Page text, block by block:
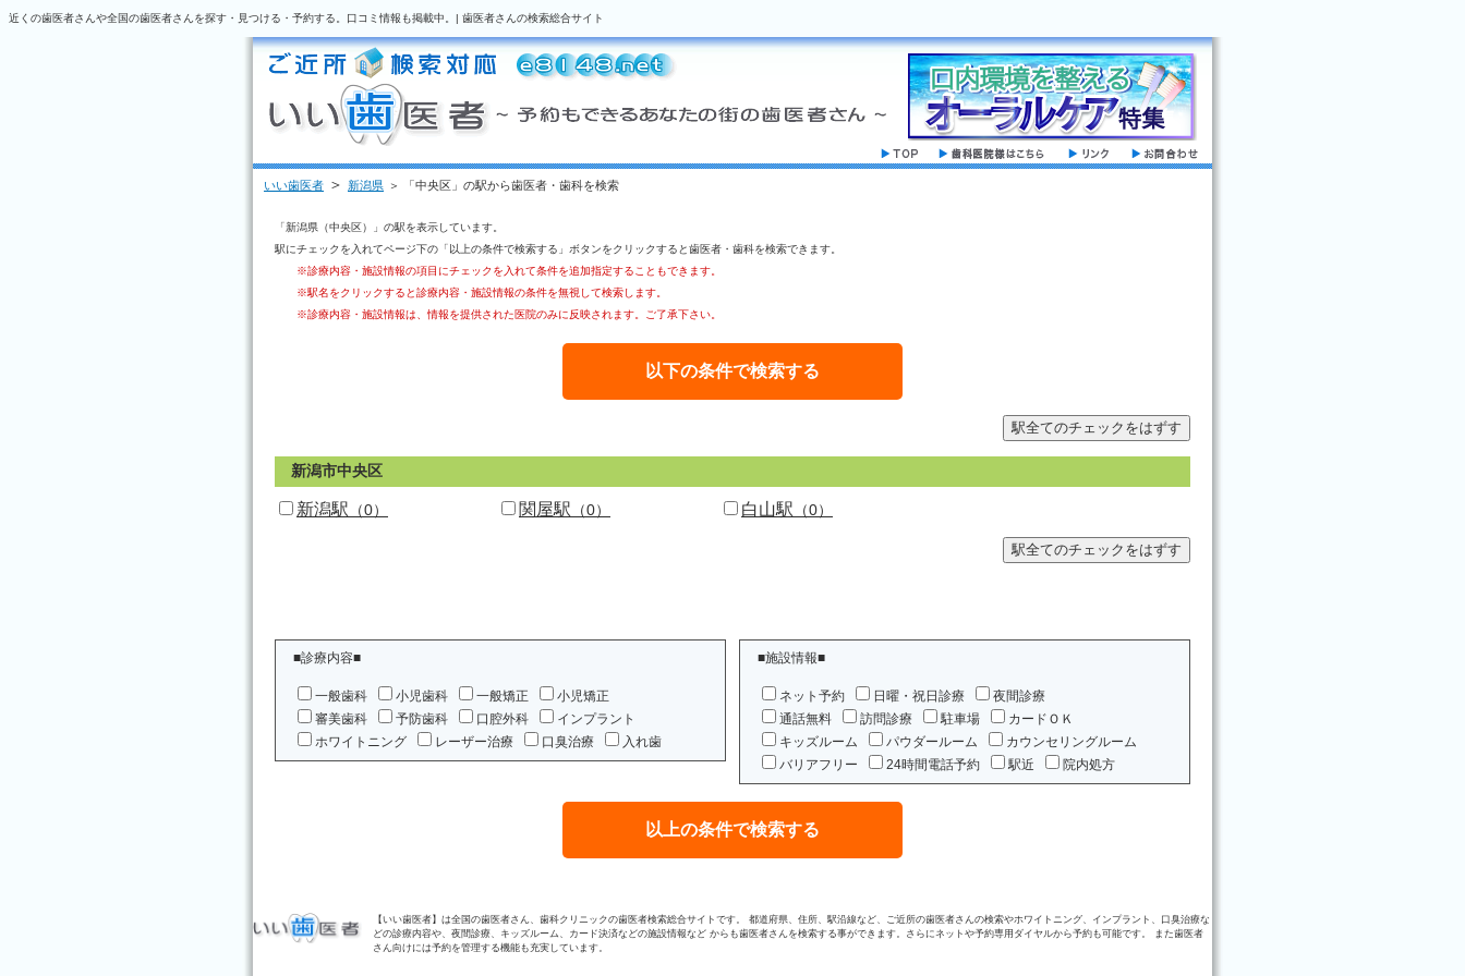
近くの歯医者さんや全国の歯医者さんを探す・見つける・予約する。口コミ情報も掲載中。| 歯医者さんの検索総合サイト
いい歯医者 ＞ 新潟県 ＞ 「中央区」の駅から歯医者・歯科を検索
「新潟県（中央区）」の駅を表示しています。
駅にチェックを入れてページ下の「以上の条件で検索する」ボタンをクリックすると歯医者・歯科を検索できます。
※診療内容・施設情報の項目にチェックを入れて条件を追加指定することもできます。
※駅名をクリックすると診療内容・施設情報の条件を無視して検索します。
※診療内容・施設情報は、情報を提供された医院のみに反映されます。ご了承下さい。
新潟市中央区
新潟駅 （0） 関屋駅 （0） 白山駅 （0）
■診療内容■
一般歯科 小児歯科 一般矯正
小児矯正
審美歯科
予防歯科 口腔外科
インプラント
ホワイトニング
レーザー治療 口臭治療 入れ歯
■施設情報■
ネット予約 日曜・祝日診療
夜間診療
通話無料
訪問診療 駐車場
カードＯＫ
キッズルーム
パウダールーム
カウンセリングルーム
バリアフリー
24時間電話予約 駅近 院内処方
【いい歯医者】は全国の歯医者さん、歯科クリニックの歯医者検索総合サイトです。 都道府県、住所、駅沿線など、ご近所の歯医者さんの検索やホワイトニング、インプラント、口臭治療な
どの診療内容や、夜間診療、キッズルーム、カード決済などの施設情報など からも歯医者さんを検索する事ができます。さらにネットや予約専用ダイヤルから予約も可能です。 また歯医者
さん向けには予約を管理する機能も充実しています。